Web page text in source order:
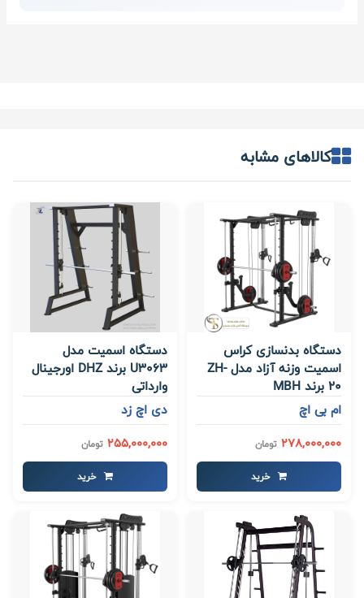
کالاهای مشابه
دستگاه بدنسازی کراس
اسمیت وزنه آزاد مدل ZH-
20 برند MBH
ام بی اچ
278,000,000 تومان
خرید
دستگاه اسمیت مدل
U3063 برند DHZ اورجینال
وارداتی
دی اچ زد
255,000,000 تومان
خرید